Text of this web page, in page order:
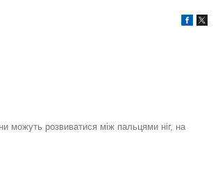
можуть розвиватися між пальцями ніг, на